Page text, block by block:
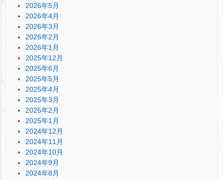
2026年5月
2026年4月
2026年3月
2026年2月
2026年1月
2025年12月
2025年6月
2025年5月
2025年4月
2025年3月
2025年2月
2025年1月
2024年12月
2024年11月
2024年10月
2024年9月
2024年8月